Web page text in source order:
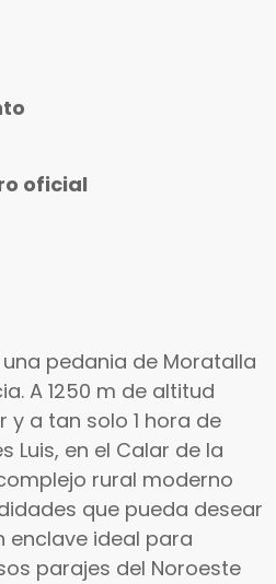
oficial
pedania de Moratalla
A 1250 m de altitud
y a tan solo 1 hora de
Luis, en el Calar de la
rural moderno
que pueda desear
enclave ideal para
parajes del Noroeste